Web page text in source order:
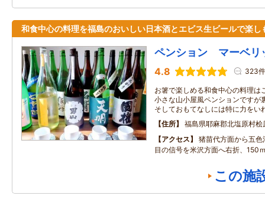
和食中心の料理を福島のおいしい日本酒とエビス生ビールで楽し
ペンション マーベリ
4.8 323件
お箸で楽しめる和食中心の料理は
小さな山小屋風ペンションですが
そしておもてなしには特に力をい
住所
福島県耶麻郡北塩原村
アクセス
猪苗代方面から五
目の信号を米沢方面へ右折、150
この施